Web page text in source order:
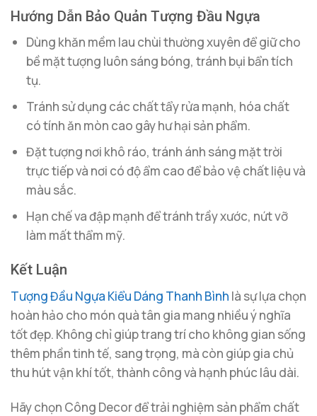
Hướng Dẫn Bảo Quản Tượng Đầu Ngựa
Dùng khăn mềm lau chùi thường xuyên để giữ cho
bề mặt tượng luôn sáng bóng, tránh bụi bẩn tích
tụ.
Tránh sử dụng các chất tẩy rửa mạnh, hóa chất
có tính ăn mòn cao gây hư hại sản phẩm.
Đặt tượng nơi khô ráo, tránh ánh sáng mặt trời
trực tiếp và nơi có độ ẩm cao để bảo vệ chất liệu và
màu sắc.
Hạn chế va đập mạnh để tránh trầy xước, nứt vỡ
làm mất thẩm mỹ.
Kết Luận
Tượng Đầu Ngựa Kiểu Dáng Thanh Bình là sự lựa chọn
hoàn hảo cho món quà tân gia mang nhiều ý nghĩa
tốt đẹp. Không chỉ giúp trang trí cho không gian sống
thêm phần tinh tế, sang trọng, mà còn giúp gia chủ
thu hút vận khí tốt, thành công và hạnh phúc lâu dài.
Hãy chọn Công Decor để trải nghiệm sản phẩm chất